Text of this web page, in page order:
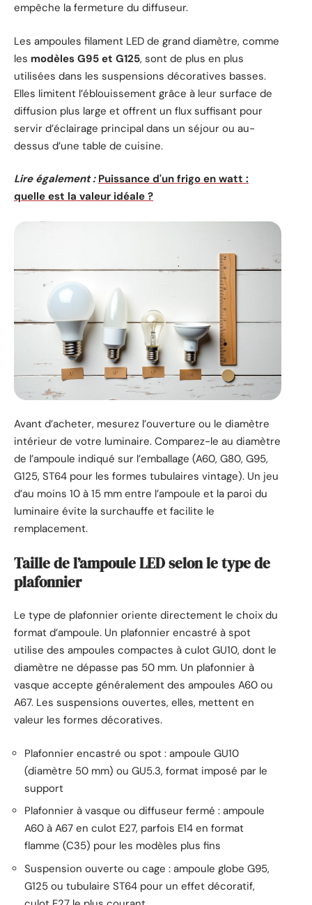
empêche la fermeture du diffuseur.
Les ampoules filament LED de grand diamètre, comme
les modèles G95 et G125, sont de plus en plus
utilisées dans les suspensions décoratives basses.
Elles limitent l’éblouissement grâce à leur surface de
diffusion plus large et offrent un flux suffisant pour
servir d’éclairage principal dans un séjour ou au-
dessus d’une table de cuisine.
Lire également : Puissance d'un frigo en watt :
quelle est la valeur idéale ?
Avant d’acheter, mesurez l’ouverture ou le diamètre
intérieur de votre luminaire. Comparez-le au diamètre
de l’ampoule indiqué sur l’emballage (A60, G80, G95,
G125, ST64 pour les formes tubulaires vintage). Un jeu
d’au moins 10 à 15 mm entre l’ampoule et la paroi du
luminaire évite la surchauffe et facilite le
remplacement.
Taille de l’ampoule LED selon le type de
plafonnier
Le type de plafonnier oriente directement le choix du
format d’ampoule. Un plafonnier encastré à spot
utilise des ampoules compactes à culot GU10, dont le
diamètre ne dépasse pas 50 mm. Un plafonnier à
vasque accepte généralement des ampoules A60 ou
A67. Les suspensions ouvertes, elles, mettent en
valeur les formes décoratives.
Plafonnier encastré ou spot : ampoule GU10
(diamètre 50 mm) ou GU5.3, format imposé par le
support
Plafonnier à vasque ou diffuseur fermé : ampoule
A60 à A67 en culot E27, parfois E14 en format
flamme (C35) pour les modèles plus fins
Suspension ouverte ou cage : ampoule globe G95,
G125 ou tubulaire ST64 pour un effet décoratif,